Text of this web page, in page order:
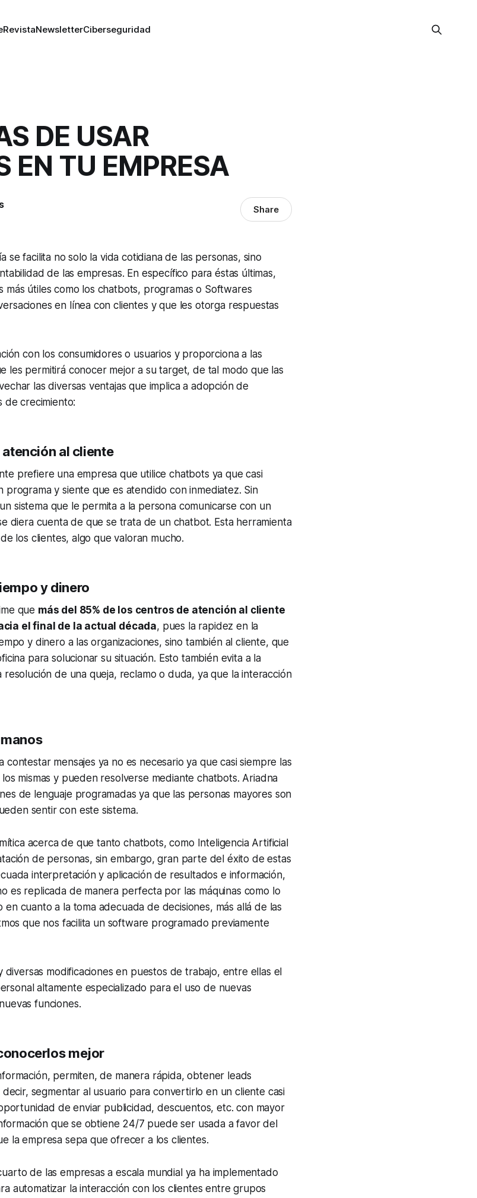
RevistaNewsletterCiberseguridad
DE USAR
EN TU EMPRESA
Share
se facilita no solo la vida cotidiana de las personas, sino
de las empresas. En específico para éstas últimas,
más útiles como los chatbots, programas o Softwares
en línea con clientes y que les otorga respuestas
con los consumidores o usuarios y proporciona a las
les permitirá conocer mejor a su target, de tal modo que las
las diversas ventajas que implica a adopción de
de crecimiento:
al cliente
prefiere una empresa que utilice chatbots ya que casi
programa y siente que es atendido con inmediatez. Sin
sistema que le permita a la persona comunicarse con un
diera cuenta de que se trata de un chatbot. Esta herramienta
los clientes, algo que valoran mucho.
y dinero
que más del 85% de los centros de atención al cliente
el final de la actual década, pues la rapidez en la
y dinero a las organizaciones, sino también al cliente, que
para solucionar su situación. Esto también evita a la
de una queja, reclamo o duda, ya que la interacción
contestar mensajes ya no es necesario ya que casi siempre las
mismas y pueden resolverse mediante chatbots. Ariadna
de lenguaje programadas ya que las personas mayores son
sentir con este sistema.
acerca de que tanto chatbots, como Inteligencia Artificial
de personas, sin embargo, gran parte del éxito de estas
interpretación y aplicación de resultados e información,
es replicada de manera perfecta por las máquinas como lo
en cuanto a la toma adecuada de decisiones, más allá de las
que nos facilita un software programado previamente
diversas modificaciones en puestos de trabajo, entre ellas el
altamente especializado para el uso de nuevas
funciones.
mejor
permiten, de manera rápida, obtener leads
segmentar al usuario para convertirlo en un cliente casi
de enviar publicidad, descuentos, etc. con mayor
que se obtiene 24/7 puede ser usada a favor del
la empresa sepa que ofrecer a los clientes.
de las empresas a escala mundial ya ha implementado
automatizar la interacción con los clientes entre grupos